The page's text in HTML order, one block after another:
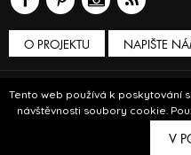
Tento web používá k poskytování
návštěvnosti soubory cookie.
V
O PROJEKTU NAPIŠTE
Podmínky používání
© Insidecor 2013-2019.